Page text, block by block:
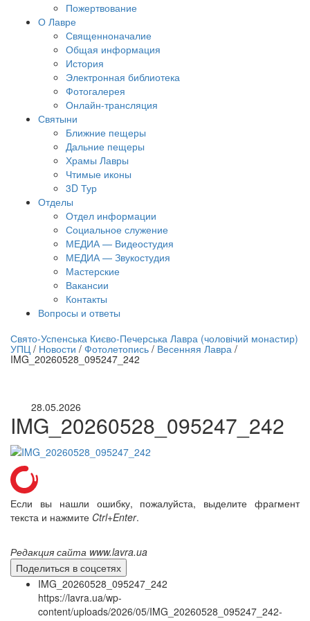
Пожертвование
О Лавре
Священноначалие
Общая информация
История
Электронная библиотека
Фотогалерея
Онлайн-трансляция
Святыни
Ближние пещеры
Дальние пещеры
Храмы Лавры
Чтимые иконы
3D Тур
Отделы
Отдел информации
Социальное служение
МЕДИА — Видеостудия
МЕДИА — Звукостудия
Мастерские
Вакансии
Контакты
Вопросы и ответы
трансляция | 12 сентября
трансляции
Свято-Успенська Києво-Печерська Лавра (чоловічий монастир)
УПЦ / Новости / Фотолетопись / Весенняя Лавра /
IMG_20260528_095247_242
28.05.2026
IMG_20260528_095247_242
Если вы нашли ошибку, пожалуйста, выделите фрагмент
текста и нажмите Ctrl+Enter.
Редакция сайта www.lavra.ua
Поделиться в соцсетях
IMG_20260528_095247_242
https://lavra.ua/wp-
content/uploads/2026/05/IMG_20260528_095247_242-